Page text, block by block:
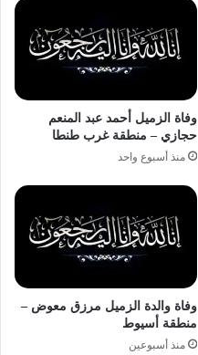
وفاة الزميل أحمد عبد المنعم
حجازي – منطقة غرب طنطا
منذ أسبوع واحد
وفاة والدة الزميل مرزق معوض –
منطقة أسيوط
منذ أسبوعين